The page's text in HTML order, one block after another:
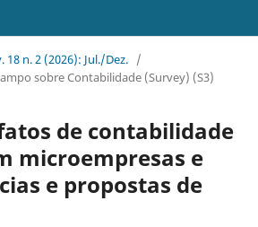
18 n. 2 (2026): Jul./Dez. /
sobre Contabilidade (Survey) (S3)
de contabilidade
microempresas e
e propostas de